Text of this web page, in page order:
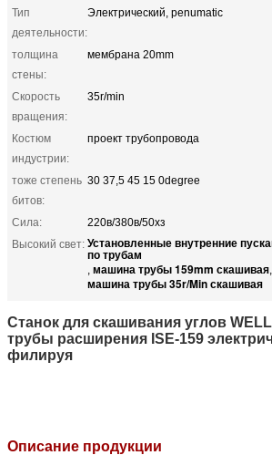
Тип
деятельности:
Электрический, penumatic
толщина
стены:
мембрана 20mm
Скорость
вращения:
35r/min
Костюм
индустрии:
проект трубопровода
тоже степень
битов:
30 37,5 45 15 0degree
Сила:
220в/380в/50хз
Высокий свет: Установленные внутренние
по трубам
, машина трубы 159mm скашивая,
машина трубы 35r/Min скашивая
Станок для скашивания углов
трубы расширения ISE-159
филируя
Описание продукции